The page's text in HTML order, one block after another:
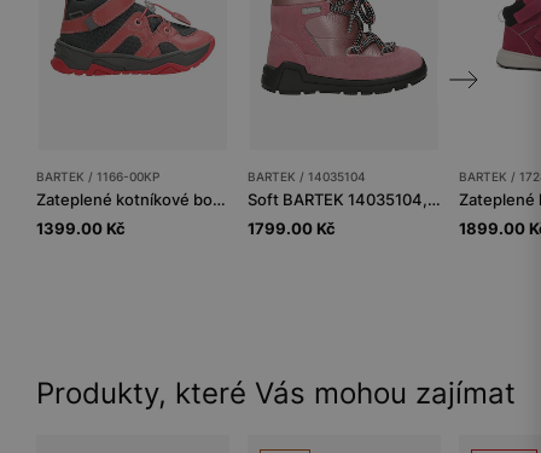
BARTEK / 1166-00KP
Zateplené kotníkové boty BARTEK 1166-00KP, pro dívky, růžovo-šedé
1399.00 Kč
BARTEK / 14035104
Soft BARTEK 14035104, pro dívky, růžové
1799.00 Kč
BARTEK /
1899.00
Produkty, které Vás mohou zajímat